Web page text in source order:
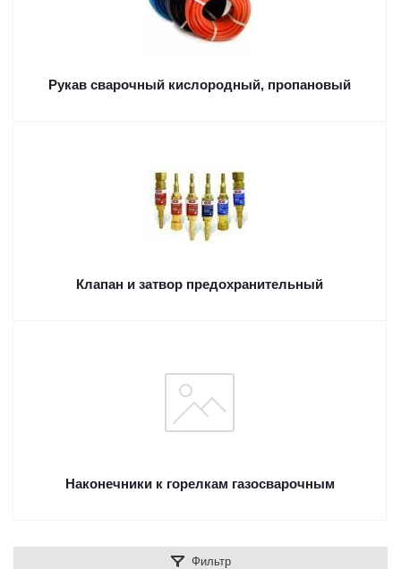
Рукав сварочный кислородный, пропановый
Клапан и затвор предохранительный
Наконечники к горелкам газосварочным
Фильтр